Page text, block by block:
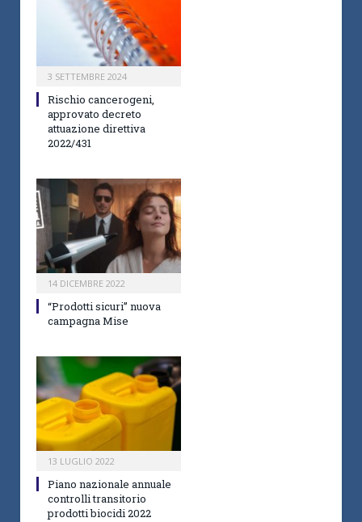
3 SETTEMBRE 2024
Rischio cancerogeni,
approvato decreto
attuazione direttiva
2022/431
14 DICEMBRE 2022
“Prodotti sicuri” nuova
campagna Mise
13 LUGLIO 2022
Piano nazionale annuale
controlli transitorio
prodotti biocidi 2022